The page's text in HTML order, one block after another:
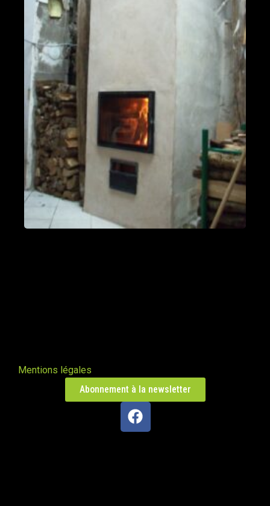
Éternoz 25330
Modèle L sans enduit
Saint-Jean-de-Chevelu 73170
oxalis L
Piégros-la-Clastre 26400
PDM L
Fleurus
PDM Oxalibre XL avec sortie des
Poêle de masse
Corbel 73160
Mentions légales
Abonnement à la newsletter